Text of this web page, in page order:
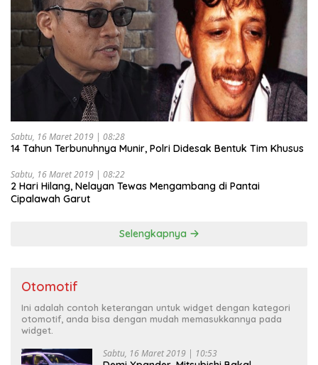
Sabtu, 16 Maret 2019 | 08:28
14 Tahun Terbunuhnya Munir, Polri Didesak Bentuk Tim Khusus
Sabtu, 16 Maret 2019 | 08:22
2 Hari Hilang, Nelayan Tewas Mengambang di Pantai
Cipalawah Garut
Selengkapnya
Otomotif
Ini adalah contoh keterangan untuk widget dengan kategori
otomotif, anda bisa dengan mudah memasukkannya pada
widget.
Sabtu, 16 Maret 2019 | 10:53